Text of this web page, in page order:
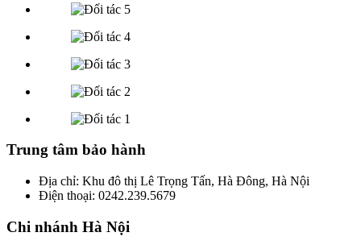
Trung tâm bảo hành
Địa chỉ: Khu đô thị Lê Trọng Tấn, Hà Đông, Hà Nội
Điện thoại: 0242.239.5679
Chi nhánh Hà Nội